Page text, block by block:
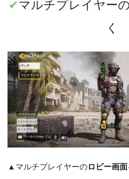
✔︎マルチプレイヤー
く
▲マルチプレイヤーのロビー画